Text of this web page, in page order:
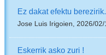
Ez dakat efektu
Jose Luis Irigoien, 2026/
Eskerrik asko zuri !